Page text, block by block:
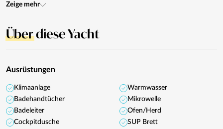
Zeige mehr
Überdiese Yacht
Ausrüstungen
Klimaanlage
Badehandtücher
Badeleiter
Cockpitdusche
Warmwasser
Mikrowelle
Ofen/Herd
SUP Brett